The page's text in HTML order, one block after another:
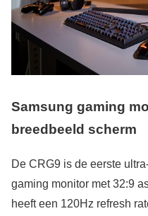
Samsung gaming
breedbeeld scherm
De CRG9 is de eerste
gaming monitor met 32:9
heeft een 120Hz refresh